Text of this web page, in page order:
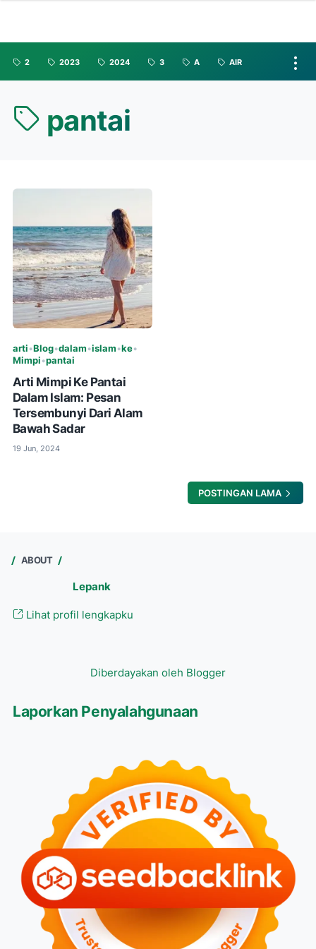
2 2023 2024 3 A AIR
pantai
arti •Blog•dalam•islam•ke•
Mimpi •pantai
Arti Mimpi Ke Pantai
Dalam Islam: Pesan
Tersembunyi Dari Alam
Bawah Sadar
19 Jun, 2024
POSTINGAN LAMA
ABOUT
Lepank
Lihat profil lengkapku
Diberdayakan oleh Blogger
Laporkan Penyalahgunaan